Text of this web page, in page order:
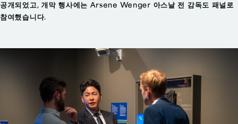
공개되었고, 개막 행사에는 Arsene Wenger 아스날 전 감독도 패널로
참여했습니다.